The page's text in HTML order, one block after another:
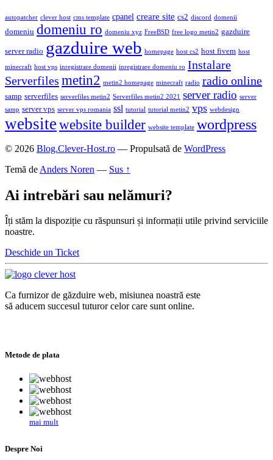
autopatcher clever host cms template cpanel creare site cs2 discord domenii
domeniu domeniu ro domeniu xyz FreeBSD free logo metin2 gazduire
server radio gazduire web homepage host cs2 host fivem host
minecraft host vps inregistrare domenii inregistrare domeniu ro Instalare
Serverfiles metin2 metin2 homepage minecraft radio radio online
samp serverfiles serverfiles metin2 Serverfiles metin2 2021 server radio server
samp server vps server vps romania ssl tutorial tutorial metin2 vps webdesign
website website builder website template wordpress
© 2026 Blog.Clever-Host.ro — Propulsată de WordPress
Temă de Anders Noren — Sus ↑
Ai intrebări sau nelămuri?
Îți stăm la dispoziție cu răspunsuri și informații utile privind serviciile
noastre.
Deschide un Ticket
Ca furnizor de găzduire web, misiunea noastră este
să aducem succesul tuturor celor care sunt online.
Metode de plata
mai mult
Despre Noi